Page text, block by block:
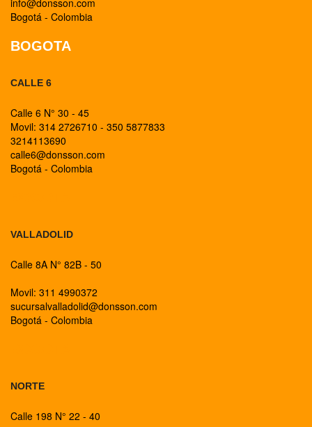
info@donsson.com
Bogotá - Colombia
BOGOTA
CALLE 6
Calle 6 N° 30 - 45
Movil: 314 2726710 - 350 5877833
3214113690
calle6@donsson.com
Bogotá - Colombia
VALLADOLID
Calle 8A N° 82B - 50
Movil: 311 4990372
sucursalvalladolid@donsson.com
Bogotá - Colombia
NORTE
Calle 198 N° 22 - 40